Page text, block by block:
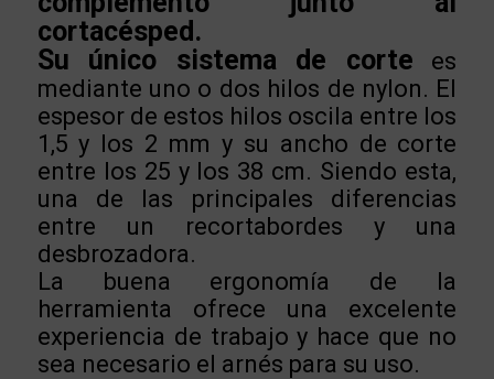
cortacésped.
Su único sistema de corte es
mediante uno o dos hilos de nylon. El
espesor de estos hilos oscila entre los
1,5 y los 2 mm y su ancho de corte
entre los 25 y los 38 cm. Siendo esta,
una de las principales diferencias
entre un recortabordes y una
desbrozadora.
La buena ergonomía de la
herramienta ofrece una excelente
experiencia de trabajo y hace que no
sea necesario el arnés para su uso.